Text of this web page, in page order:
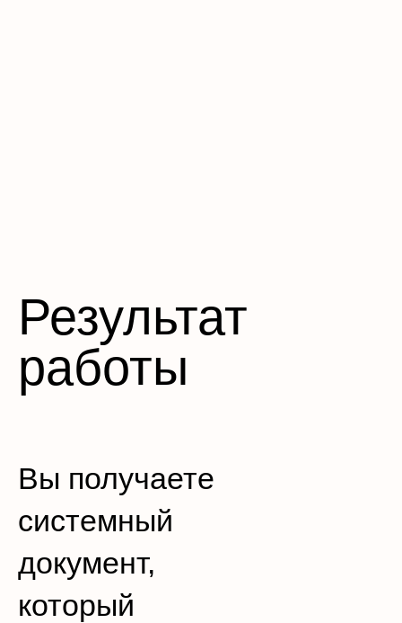
Результат
работы
Вы получаете
системный
документ,
который